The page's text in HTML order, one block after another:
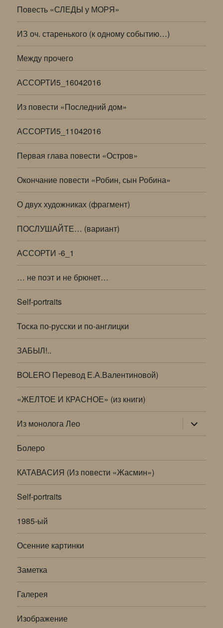
Повесть «СЛЕДЫ у МОРЯ»
ИЗ оч. старенького (к одному событию…)
Между прочего
АССОРТИ5_16042016
Из повести «Последний дом»
АССОРТИ5_11042016
Первая глава повести «Остров»
Окончание повести «Робин, сын Робина»
О двух художниках (фрагмент)
ПОСЛУШАЙТЕ… (вариант)
АССОРТИ -6_1
… не поэт и не брюнет…
Self-portraits
Тоска по-русски и по-англицки
ЗАБЫЛ!..
BOLERO Перевод Е.А.Валентиновой)
«ЖЕЛТОЕ И КРАСНОЕ» (из книги)
Из монолога Лео раскрыть
дочернее
меню
Болеро
КАТАВАСИЯ (Из повести «Жасмин»)
Self-portraits
1985-ый
Осенние картинки
Заметка
Галерея
Изображение